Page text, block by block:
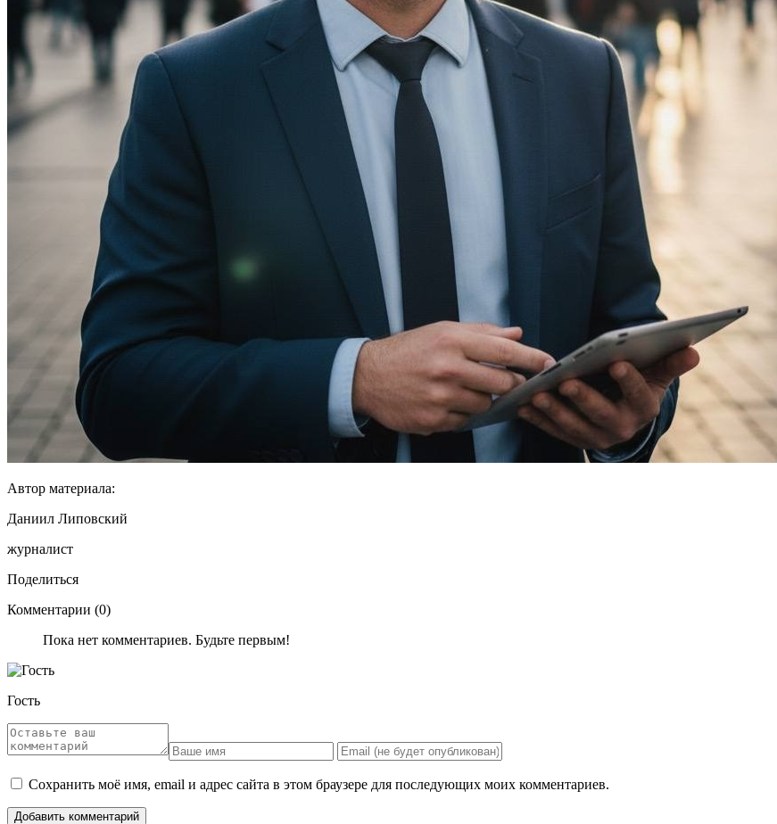
Автор материала:
Даниил Липовский
журналист
Поделиться
Комментарии (0)
Пока нет комментариев. Будьте первым!
Гость
Сохранить моё имя, email и адрес сайта в этом браузере для последующих моих комментариев.